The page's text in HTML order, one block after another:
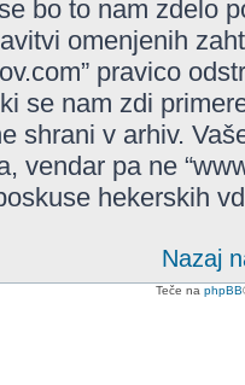
bo to nam zdelo
omenjenih
pravico
se nam zdi
shrani v arhiv.
vendar pa ne
hekerskih
Nazaj
Teče na phpBB